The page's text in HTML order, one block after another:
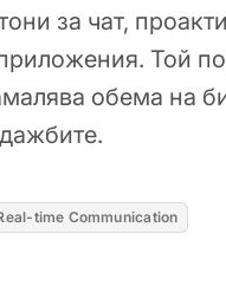
за чат,
Той
обема на
time Communication